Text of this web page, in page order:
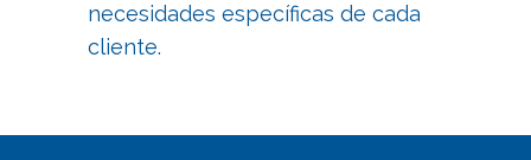
necesidades específicas de cada
cliente.